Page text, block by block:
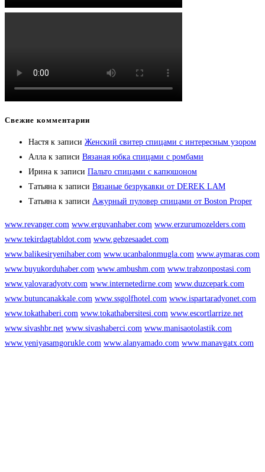
Свежие комментарии
Настя к записи Женский свитер спицами с интересным узором
Алла к записи Вязаная юбка спицами с ромбами
Ирина к записи Пальто спицами с капюшоном
Татьяна к записи Вязаные безрукавки от DEREK LAM
Татьяна к записи Ажурный пуловер спицами от Boston Proper
www.revanger.com www.erguvanhaber.com www.erzurumozelders.com
www.tekirdagtabldot.com www.gebzesaadet.com
www.balikesiryenihaber.com www.ucanbalonmugla.com www.aymaras.com
www.buyukorduhaber.com www.ambushm.com www.trabzonpostasi.com
www.yalovaradyotv.com www.internetedirne.com www.duzcepark.com
www.butuncanakkale.com www.ssgolfhotel.com www.ispartaradyonet.com
www.tokathaberi.com www.tokathabersitesi.com www.escortlarrize.net
www.sivashbr.net www.sivashaberci.com www.manisaotolastik.com
www.yeniyasamgorukle.com www.alanyamado.com www.manavgatx.com